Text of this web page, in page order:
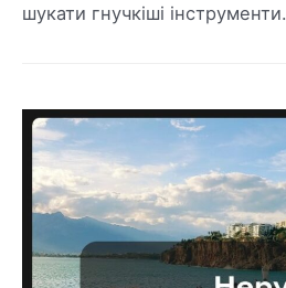
шукати гнучкіші інструменти.